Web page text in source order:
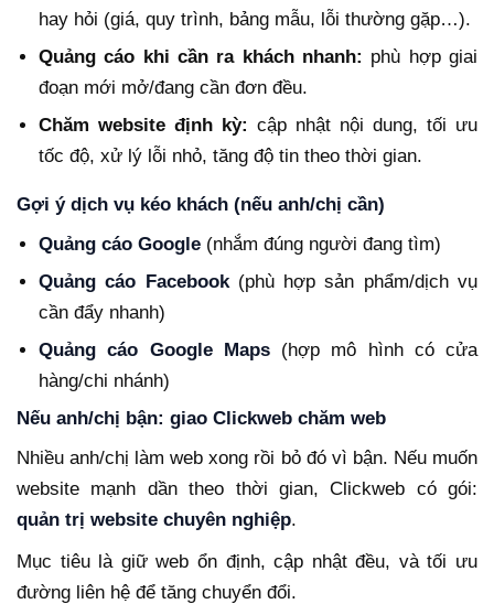
hay hỏi (giá, quy trình, bảng mẫu, lỗi thường gặp…).
Quảng cáo khi cần ra khách nhanh: phù hợp giai
đoạn mới mở/đang cần đơn đều.
Chăm website định kỳ: cập nhật nội dung, tối ưu
tốc độ, xử lý lỗi nhỏ, tăng độ tin theo thời gian.
Gợi ý dịch vụ kéo khách (nếu anh/chị cần)
Quảng cáo Google (nhắm đúng người đang tìm)
Quảng cáo Facebook(phù hợp sản phẩm/dịch vụ
cần đẩy nhanh)
Quảng cáo Google Maps(hợp mô hình có cửa
hàng/chi nhánh)
Nếu anh/chị bận: giao Clickweb chăm web
Nhiều anh/chị làm web xong rồi bỏ đó vì bận. Nếu muốn
website mạnh dần theo thời gian, Clickweb có gói:
quản trị website chuyên nghiệp.
Mục tiêu là giữ web ổn định, cập nhật đều, và tối ưu
đường liên hệ để tăng chuyển đổi.